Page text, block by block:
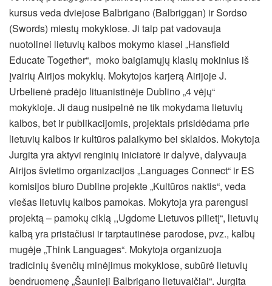
kursus veda dviejose Balbrigano (Balbriggan) ir Sordso
(Swords) miestų mokyklose. Ji taip pat vadovauja
nuotolinei lietuvių kalbos mokymo klasei „Hansfield
Educate Together“, moko baigiamųjų klasių mokinius iš
įvairių Airijos mokyklų. Mokytojos karjerą Airijoje J.
Urbelienė pradėjo lituanistinėje Dublino „4 vėjų“
mokykloje. Ji daug nusipelnė ne tik mokydama lietuvių
kalbos, bet ir publikacijomis, projektais prisidėdama prie
lietuvių kalbos ir kultūros palaikymo bei sklaidos. Mokytoja
Jurgita yra aktyvi renginių iniciatorė ir dalyvė, dalyvauja
Airijos švietimo organizacijos „Languages Connect“ ir ES
komisijos biuro Dubline projekte „Kultūros naktis“, veda
viešas lietuvių kalbos pamokas. Mokytoja yra parengusi
projektą – pamokų ciklą ,,Ugdome Lietuvos pilietį“, lietuvių
kalbą yra pristačiusi ir tarptautinėse parodose, pvz., kalbų
mugėje „Think Languages“. Mokytoja organizuoja
tradicinių švenčių minėjimus mokyklose, subūrė lietuvių
bendruomenę „Šaunieji Balbrigano lietuvaičiai“. Jurgita